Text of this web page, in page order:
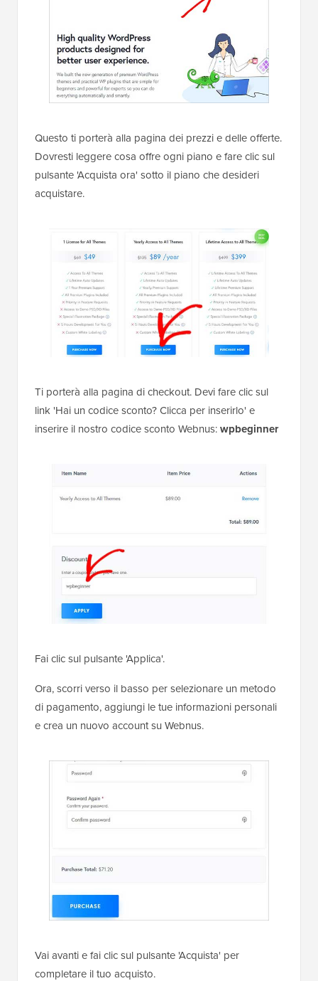
Questo ti porterà alla pagina dei prezzi e delle offerte.
Dovresti leggere cosa offre ogni piano e fare clic sul
pulsante 'Acquista ora' sotto il piano che desideri
acquistare.
Ti porterà alla pagina di checkout. Devi fare clic sul
link 'Hai un codice sconto? Clicca per inserirlo' e
inserire il nostro codice sconto Webnus:wpbeginner
Fai clic sul pulsante 'Applica'.
Ora, scorri verso il basso per selezionare un metodo
di pagamento, aggiungi le tue informazioni personali
e crea un nuovo account su Webnus.
Vai avanti e fai clic sul pulsante 'Acquista' per
completare il tuo acquisto.